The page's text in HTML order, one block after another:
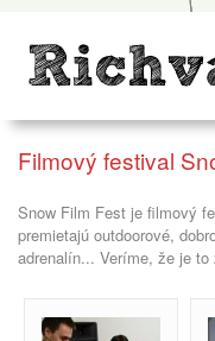
Filmový festival
Snow Film Fest je filmový
premietajú outdoorové,
adrenalín... Veríme, že je